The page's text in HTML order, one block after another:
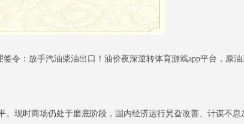
令：放手汽油柴油出口！油价夜深逆转体育游戏app平台，原油
现时商场仍处于磨底阶段，国内经济运行旯旮改善、计谋不